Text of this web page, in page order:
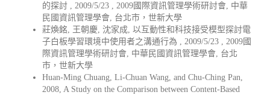
的探討 , 2009/5/23 , 2009國際資訊管理學術研討會, 中華
民國資訊管理學會, 台北市，世新大學
莊煥銘, 王朝慶, 沈家成, 以互動性和科技接受模型探討電
子白板學習環境中使用者之溝通行為 , 2009/5/23 , 2009國
際資訊管理學術研討會, 中華民國資訊管理學會, 台北
市，世新大學
Huan-Ming Chuang, Li-Chuan Wang, and Chu-Ching Pan,
2008, A Study on the Comparison between Content-Based